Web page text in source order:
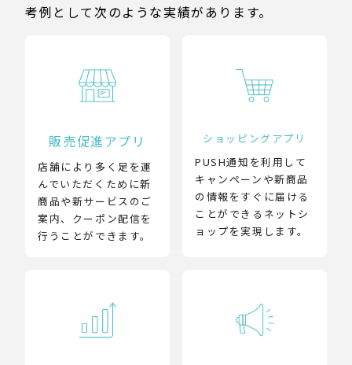
考例として次のような実績があります。
販売促進アプリ
店舗により多く足を運
んでいただくために新
商品や新サービスのご
案内、クーポン配信を
行うことができます。
ショッピングアプリ
PUSH通知を利用して
キャンペーンや新商品
の情報をすぐに届ける
ことができるネットシ
ョップを実現します。